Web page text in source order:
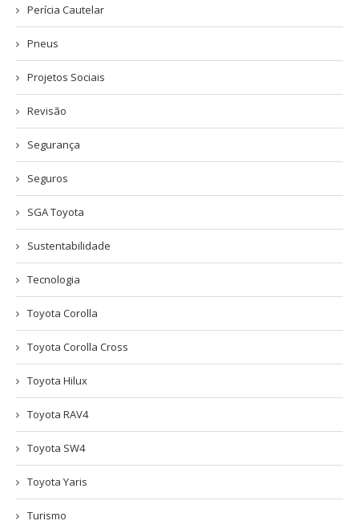
Perícia Cautelar
Pneus
Projetos Sociais
Revisão
Segurança
Seguros
SGA Toyota
Sustentabilidade
Tecnologia
Toyota Corolla
Toyota Corolla Cross
Toyota Hilux
Toyota RAV4
Toyota SW4
Toyota Yaris
Turismo